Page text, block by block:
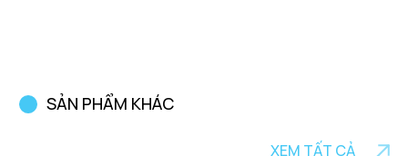
SẢN PHẨM KHÁC
XEM TẤT CẢ